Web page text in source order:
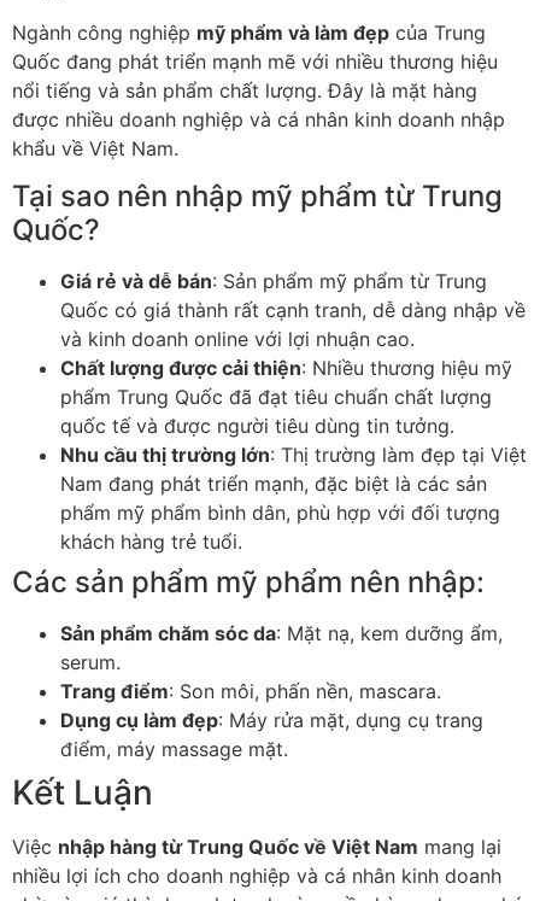
Ngành công nghiệp mỹ phẩm và làm đẹp của Trung
Quốc đang phát triển mạnh mẽ với nhiều thương hiệu
nổi tiếng và sản phẩm chất lượng. Đây là mặt hàng
được nhiều doanh nghiệp và cá nhân kinh doanh nhập
khẩu về Việt Nam.
Tại sao nên nhập mỹ phẩm từ Trung
Quốc?
Giá rẻ và dễ bán: Sản phẩm mỹ phẩm từ Trung
Quốc có giá thành rất cạnh tranh, dễ dàng nhập về
và kinh doanh online với lợi nhuận cao.
Chất lượng được cải thiện: Nhiều thương hiệu mỹ
phẩm Trung Quốc đã đạt tiêu chuẩn chất lượng
quốc tế và được người tiêu dùng tin tưởng.
Nhu cầu thị trường lớn: Thị trường làm đẹp tại Việt
Nam đang phát triển mạnh, đặc biệt là các sản
phẩm mỹ phẩm bình dân, phù hợp với đối tượng
khách hàng trẻ tuổi.
Các sản phẩm mỹ phẩm nên nhập:
Sản phẩm chăm sóc da: Mặt nạ, kem dưỡng ẩm,
serum.
Trang điểm: Son môi, phấn nền, mascara.
Dụng cụ làm đẹp: Máy rửa mặt, dụng cụ trang
điểm, máy massage mặt.
Kết Luận
Việc nhập hàng từ Trung Quốc về Việt Nam mang lại
nhiều lợi ích cho doanh nghiệp và cá nhân kinh doanh